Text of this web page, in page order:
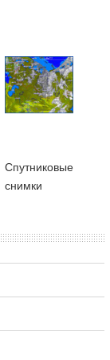
Cпутниковые
снимки